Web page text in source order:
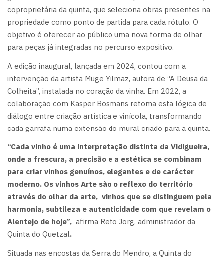
coproprietária da quinta, que seleciona obras presentes na
propriedade como ponto de partida para cada rótulo. O
objetivo é oferecer ao público uma nova forma de olhar
para peças já integradas no percurso expositivo.
A edição inaugural, lançada em 2024, contou com a
intervenção da artista Müge Yilmaz, autora de “A Deusa da
Colheita”, instalada no coração da vinha. Em 2022, a
colaboração com Kasper Bosmans retoma esta lógica de
diálogo entre criação artística e vinícola, transformando
cada garrafa numa extensão do mural criado para a quinta.
“Cada vinho é uma interpretação distinta da Vidigueira,
onde a frescura, a precisão e a estética se combinam
para criar vinhos genuínos, elegantes e de carácter
moderno. Os vinhos Arte são o reflexo do território
através do olhar da arte, vinhos que se distinguem pela
harmonia, subtileza e autenticidade com que revelam o
Alentejo de hoje”, afirma Reto Jörg, administrador da
Quinta do Quetzal.
Situada nas encostas da Serra do Mendro, a Quinta do